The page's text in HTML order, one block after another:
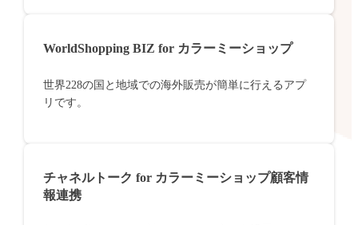
WorldShopping BIZ for カラーミーショップ
世界228の国と地域での海外販売が簡単に行えるアプ
リです。
チャネルトーク for カラーミーショップ顧客情
報連携